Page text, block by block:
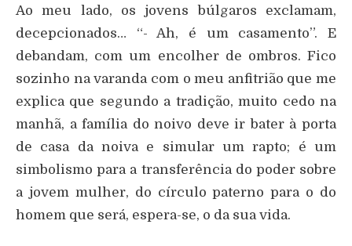
Ao meu lado, os jovens búlgaros exclamam,
decepcionados… “- Ah, é um casamento”. E
debandam, com um encolher de ombros. Fico
sozinho na varanda com o meu anfitrião que me
explica que segundo a tradição, muito cedo na
manhã, a família do noivo deve ir bater à porta
de casa da noiva e simular um rapto; é um
simbolismo para a transferência do poder sobre
a jovem mulher, do círculo paterno para o do
homem que será, espera-se, o da sua vida.